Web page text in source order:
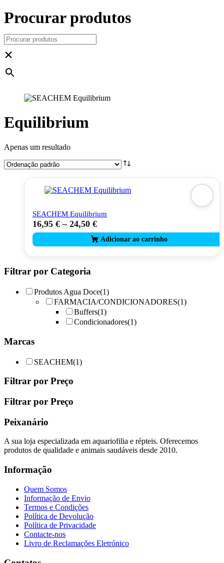
Procurar produtos
×
Equilibrium
Apenas um resultado
SEACHEM Equilibrium
16,95 € – 24,50 €
This
product
has
multiple
The
options
may
be
chosen
page
Filtrar por Categoria
Produtos Agua Doce(1)
FARMACIA/CONDICIONADORES(1)
Buffers(1)
Condicionadores(1)
Marcas
SEACHEM(1)
Filtrar por Preço
Filtrar por Preço
Peixanário
A sua loja especializada em aquariofilia e répteis. Oferecemos
produtos de qualidade e animais saudáveis desde 2010.
Informação
Quem Somos
Informação de Envio
Termos e Condições
Política de Devolução
Política de Privacidade
Contacte-nos
Livro de Reclamações Eletrónico